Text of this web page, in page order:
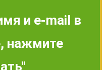
и e-mail в
нажмите